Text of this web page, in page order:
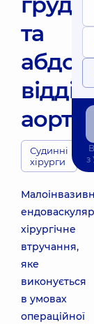
та
аорти
Судинні
хірурги
хірургічне
втручання,
яке
виконується
в умовах
операційної
з